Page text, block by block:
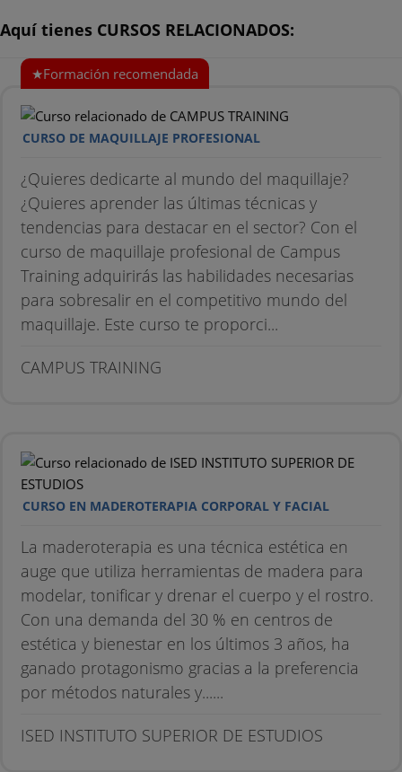
Aquí tienes CURSOS RELACIONADOS:
CURSO DE MAQUILLAJE PROFESIONAL
¿Quieres dedicarte al mundo del maquillaje?
¿Quieres aprender las últimas técnicas y
tendencias para destacar en el sector? Con el
curso de maquillaje profesional de Campus
Training adquirirás las habilidades necesarias
para sobresalir en el competitivo mundo del
maquillaje. Este curso te proporci...
CAMPUS TRAINING
CURSO EN MADEROTERAPIA CORPORAL Y FACIAL
La maderoterapia es una técnica estética en
auge que utiliza herramientas de madera para
modelar, tonificar y drenar el cuerpo y el rostro.
Con una demanda del 30 % en centros de
estética y bienestar en los últimos 3 años, ha
ganado protagonismo gracias a la preferencia
por métodos naturales y......
ISED INSTITUTO SUPERIOR DE ESTUDIOS